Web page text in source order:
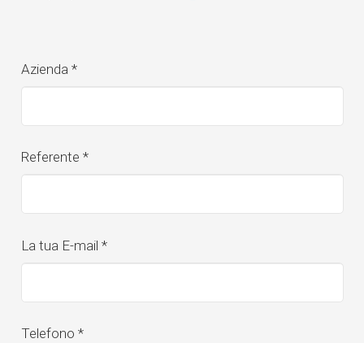
Azienda *
Referente *
La tua E-mail *
Telefono *